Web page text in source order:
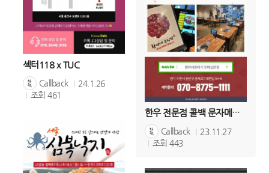
섹터118 x TUC
Callback
24.1.26
조회461
한우 전문점 콜백 문자메세지
Callback
23.11.27
조회443